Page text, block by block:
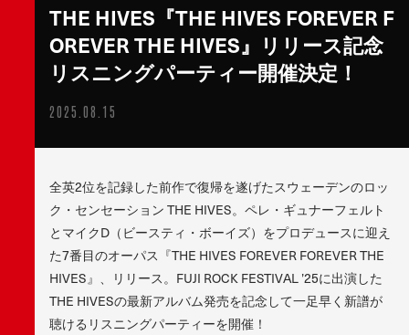
THE HIVES『THE HIVES FOREVER F
OREVER THE HIVES』リリース記念
リスニングパーティー開催決定！
2025.08.15
全英2位を記録した前作で復帰を遂げたスウェーデンのロッ
ク・センセーション THE HIVES。ペレ・ギュナーフェルト
とマイクD（ビースティ・ボーイズ）をプロデュースに迎え
た7番目のオーパス『THE HIVES FOREVER FOREVER THE
HIVES』、リリース。FUJI ROCK FESTIVAL ’25に出演した
THE HIVESの最新アルバム発売を記念して一足早く新譜が
聴けるリスニングパーティーを開催！